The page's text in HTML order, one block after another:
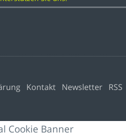
Kontakt Newsletter RSS
Cookie Banner